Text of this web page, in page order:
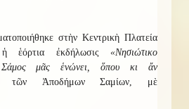
στὴν Κεντρικὴ Πλατεία
ἑόρτια ἐκδήλωσις «Νησιώτικο
Σάμος μᾶς ἑνώνει, ὅπου κι ἄν
τῶν Ἀποδήμων Σαμίων, μὲ